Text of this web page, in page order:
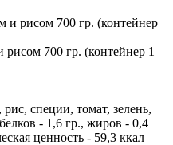
700 гр. (контейнер 1
специи, томат, зелень,
- 1,6 гр., жиров - 0,4
ценность - 59,3 ккал